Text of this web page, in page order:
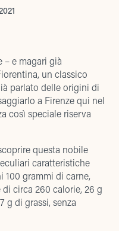
– e magari già
un classico
parlato delleorigini di
a Firenzequi nel
così speciale riserva
questa nobile
caratteristiche
100 grammi di carne,
circa 260 calorie, 26 g
g di grassi, senza